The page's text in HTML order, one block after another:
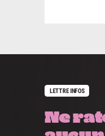
LETTRE INFOS
Ne